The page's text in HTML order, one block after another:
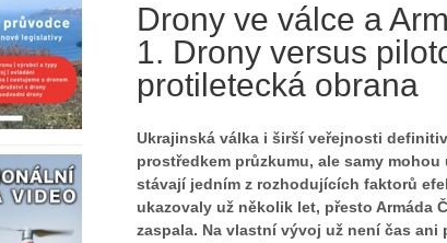
Drony ve válce a
1. Drony versus
protiletecká obrana
Ukrajinská válka i širší veřejnosti
prostředkem průzkumu, ale samy
stávají jedním z rozhodujících faktorů
ukazovaly už několik let, přesto Armáda
zaspala. Na vlastní vývoj už není čas ani